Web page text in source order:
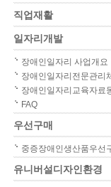
직업재활
일자리개발
장애인일자리 사업개요
장애인일자리전문관리
장애인일자리교육자료
FAQ
우선구매
중증장애인생산품우선
유니버설디자인환경